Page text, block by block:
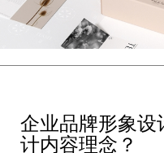
企业品牌形象设
计内容理念？